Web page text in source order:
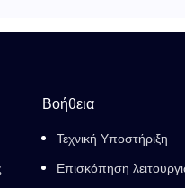
Βοήθεια
Τεχνική Υποστήριξη
Επισκόπηση